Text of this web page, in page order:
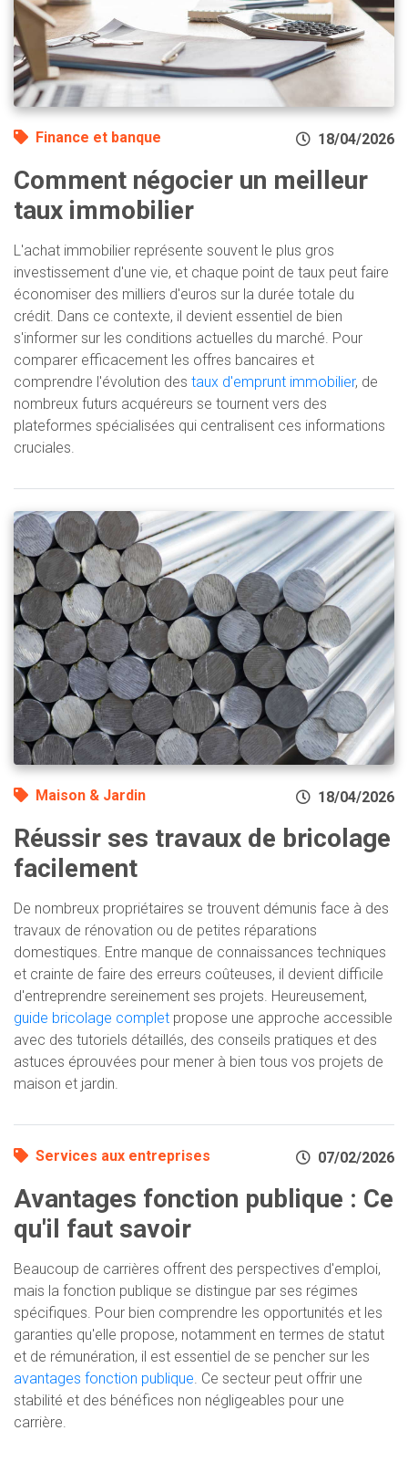
Finance et banque 18/04/2026
Comment négocier un meilleur
taux immobilier
L'achat immobilier représente souvent le plus gros
investissement d'une vie, et chaque point de taux peut faire
économiser des milliers d'euros sur la durée totale du
crédit. Dans ce contexte, il devient essentiel de bien
s'informer sur les conditions actuelles du marché. Pour
comparer efficacement les offres bancaires et
comprendre l'évolution des taux d'emprunt immobilier, de
nombreux futurs acquéreurs se tournent vers des
plateformes spécialisées qui centralisent ces informations
cruciales.
Maison & Jardin 18/04/2026
Réussir ses travaux de bricolage
facilement
De nombreux propriétaires se trouvent démunis face à des
travaux de rénovation ou de petites réparations
domestiques. Entre manque de connaissances techniques
et crainte de faire des erreurs coûteuses, il devient difficile
d'entreprendre sereinement ses projets. Heureusement,
guide bricolage complet propose une approche accessible
avec des tutoriels détaillés, des conseils pratiques et des
astuces éprouvées pour mener à bien tous vos projets de
maison et jardin.
Services aux entreprises 07/02/2026
Avantages fonction publique : Ce
qu'il faut savoir
Beaucoup de carrières offrent des perspectives d'emploi,
mais la fonction publique se distingue par ses régimes
spécifiques. Pour bien comprendre les opportunités et les
garanties qu'elle propose, notamment en termes de statut
et de rémunération, il est essentiel de se pencher sur les
avantages fonction publique. Ce secteur peut offrir une
stabilité et des bénéfices non négligeables pour une
carrière.